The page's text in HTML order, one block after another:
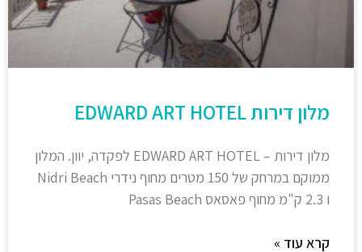
מלון דירות EDWARD ART HOTEL
מלון דירות – EDWARD ART HOTEL לפקדה, יוון. המלון
ממוקם במרחק של 150 מטרים מחוף נידרי Nidri Beach
ו 2.3 ק"מ מחוף פאסאס Pasas Beach
קרא עוד »